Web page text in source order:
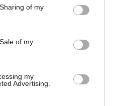
of my
of my
my
Advertising.
το webinar από το